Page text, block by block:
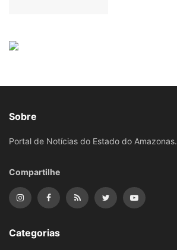
Sobre
Portal de Notícias do Estado do Amazonas.
Compartilhe
Categorias